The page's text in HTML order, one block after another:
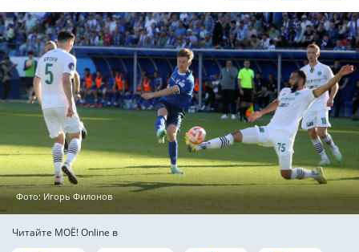
Фото: Игорь Филонов
Читайте МОЁ! Online в